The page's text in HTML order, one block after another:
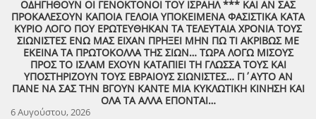
ΟΔΗΓΗΘΟΥΝ ΟΙ ΓΕΝΟΚΤΟΝΟΙ ΤΟΥ ΙΣΡΑΗΛ *** ΚΑΙ ΑΝ ΣΑΣ
ΠΡΟΚΑΛΕΣΟΥΝ ΚΑΠΟΙΑ ΓΕΛΟΙΑ ΥΠΟΚΕΙΜΕΝΑ ΦΑΣΙΣΤΙΚΑ ΚΑΤΑ
ΚΥΡΙΟ ΛΟΓΟ ΠΟΥ ΕΡΩΤΕΥΘΗΚΑΝ ΤΑ ΤΕΛΕΥΤΑΙΑ ΧΡΟΝΙΑ ΤΟΥΣ
ΣΙΩΝΙΣΤΕΣ ΕΝΩ ΜΑΣ ΕΙΧΑΝ ΠΡΗΞΕΙ ΜΗΝ ΠΩ ΤΙ ΑΚΡΙΒΩΣ ΜΕ
ΕΚΕΙΝΑ ΤΑ ΠΡΩΤΟΚΟΛΛΑ ΤΗΣ ΣΙΩΝ… ΤΩΡΑ ΛΟΓΩ ΜΙΣΟΥΣ
ΠΡΟΣ ΤΟ ΙΣΛΑΜ ΕΧΟΥΝ ΚΑΤΑΠΙΕΙ ΤΗ ΓΛΩΣΣΑ ΤΟΥΣ ΚΑΙ
ΥΠΟΣΤΗΡΙΖΟΥΝ ΤΟΥΣ ΕΒΡΑΙΟΥΣ ΣΙΩΝΙΣΤΕΣ… ΓΙ΄ΑΥΤΟ ΑΝ
ΠΑΝΕ ΝΑ ΣΑΣ ΤΗΝ ΒΓΟΥΝ ΚΑΝΤΕ ΜΙΑ ΚΥΚΛΩΤΙΚΗ ΚΙΝΗΣΗ ΚΑΙ
ΟΛΑ ΤΑ ΑΛΛΑ ΕΠΟΝΤΑΙ…
6 Αυγούστου, 2026